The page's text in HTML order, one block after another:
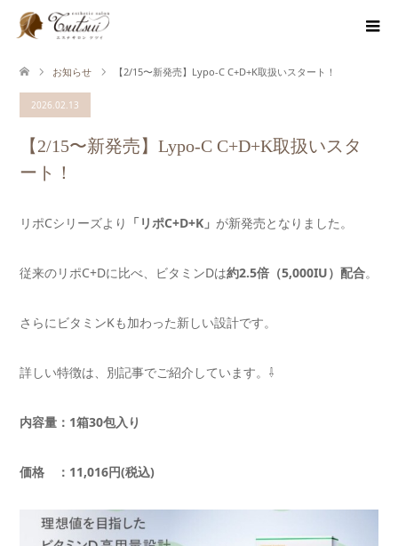
お知らせ 【2/15〜新発売】Lypo-C C+D+K取扱いスタート！
2026.02.13
【2/15〜新発売】Lypo-C C+D+K取扱いスタ
ート！
リポCシリーズより 「リポC+D+K」 が新発売となりました。
従来のリポC+Dに比べ、ビタミンDは約2.5倍（5,000IU）配合。
さらにビタミンKも加わった新しい設計です。
詳しい特徴は、別記事でご紹介しています。⇩
内容量：1箱30包入り
価格 ：11,016円(税込)